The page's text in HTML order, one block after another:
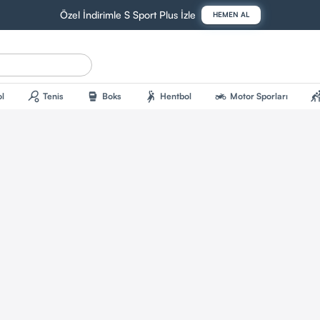
Özel İndirimle S Sport Plus İzle HEMEN AL
sports_tennis Tenis sports_mma Boks sports_handball Hentbol two_wheeler Motor Sporları